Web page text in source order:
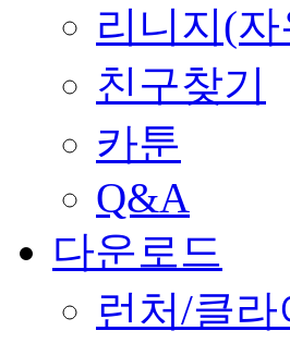
리니지(자
친구찾기
카툰
Q&A
다운로드
런처/클라